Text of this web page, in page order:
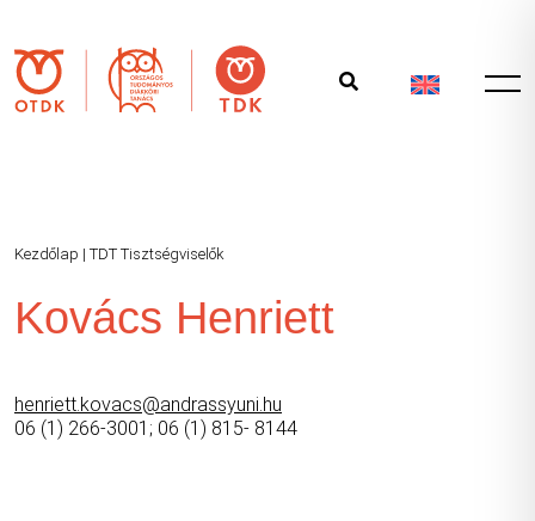
Kezdőlap | TDT Tisztségviselők
Kovács Henriett
henriett.kovacs@andrassyuni.hu
06 (1) 266-3001; 06 (1) 815- 8144